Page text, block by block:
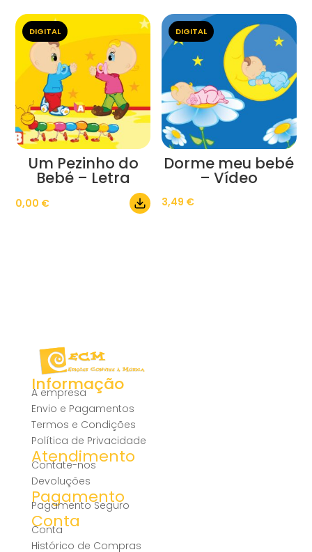
DIGITAL
Um Pezinho do
Bebé – Letra
0,00 €
DIGITAL
Dorme meu bebé
– Vídeo
3,49 €
Informação
A empresa
Envio e Pagamentos
Termos e Condições
Política de Privacidade
Atendimento
Contate-nos
Devoluções
Pagamento
Pagamento Seguro
Conta
Conta
Histórico de Compras